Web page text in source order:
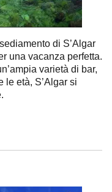
di S’Algar
una vacanza perfetta.
varietà di bar,
le età, S’Algar si